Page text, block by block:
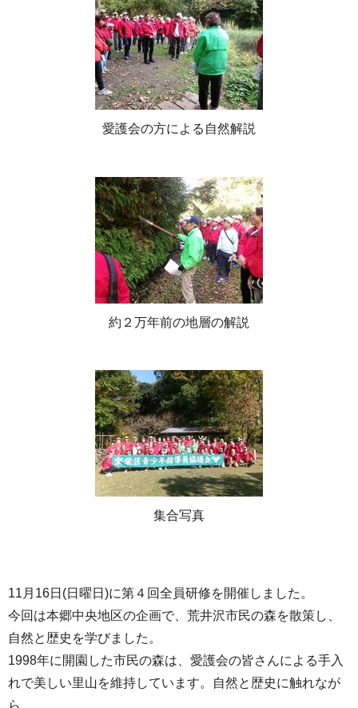
愛護会の方による自然解説
約２万年前の地層の解説
集合写真
11月16日(日曜日)に第４回全員研修を開催しました。
今回は本郷中央地区の企画で、荒井沢市民の森を散策し、
自然と歴史を学びました。
1998年に開園した市民の森は、愛護会の皆さんによる手入
れで美しい里山を維持しています。自然と歴史に触れなが
ら、